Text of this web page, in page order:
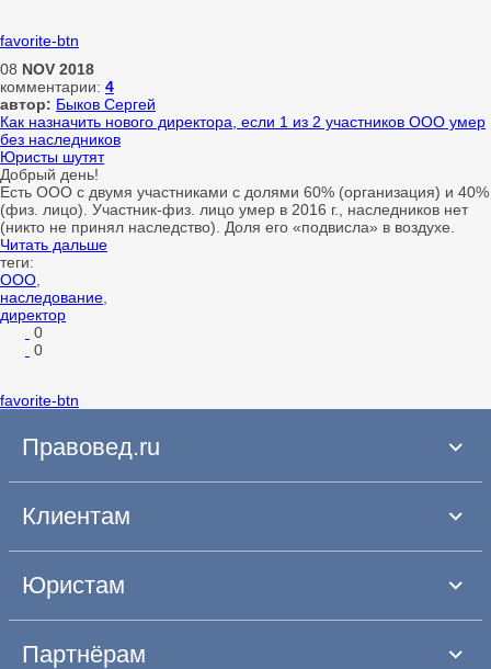
favorite-btn
08 NOV 2018
комментарии: 4
автор: Быков Сергей
Как назначить нового директора, если 1 из 2 участников ООО умер
без наследников
Юристы шутят
Добрый день!
Есть ООО с двумя участниками с долями 60% (организация) и 40%
(физ. лицо). Участник-физ. лицо умер в 2016 г., наследников нет
(никто не принял наследство). Доля его «подвисла» в воздухе.
Читать дальше
теги:
ООО
наследование
директор
0
0
favorite-btn
Правовед.ru
Клиентам
Юристам
Партнёрам